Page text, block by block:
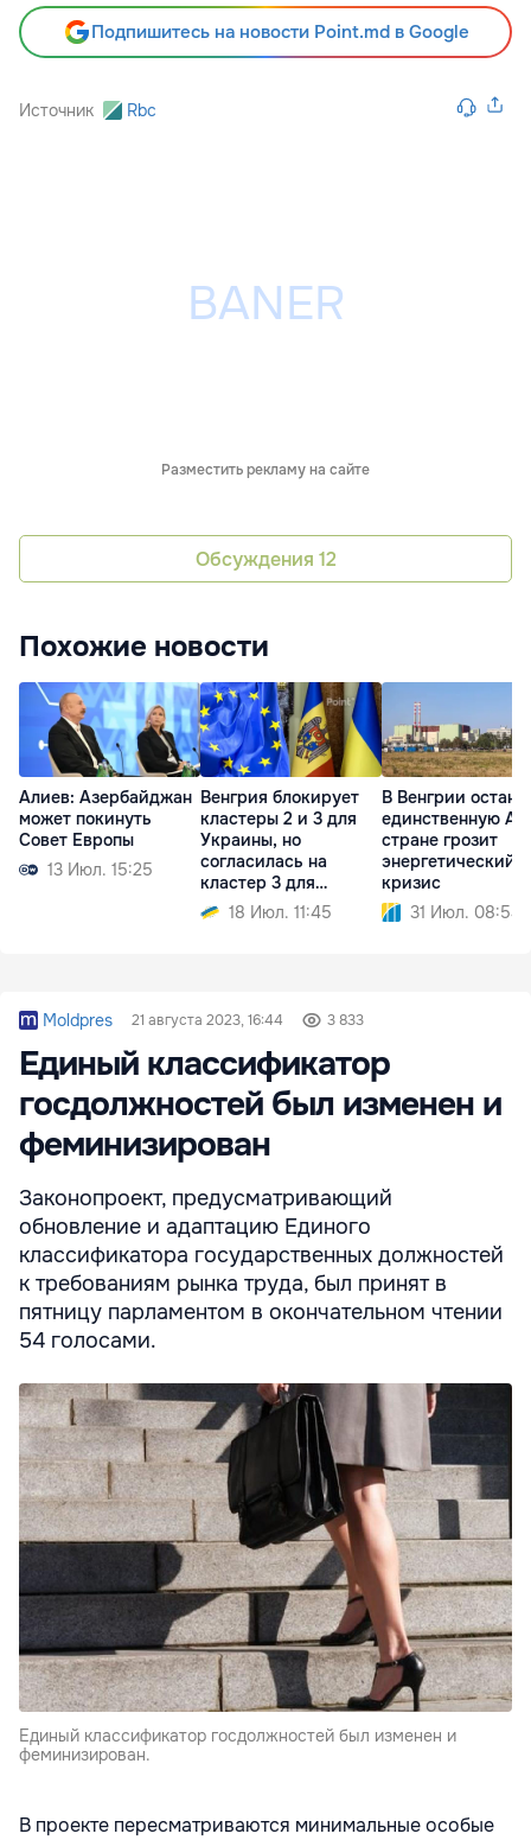
Подпишитесь на новости Point.md в Google
Источник Rbc
Разместить рекламу на сайте
Обсуждения 12
Похожие новости
Алиев: Азербайджан
может покинуть
Совет Европы
13 Июл. 15:25
Венгрия блокирует
кластеры 2 и 3 для
Украины, но
согласилась на
кластер 3 для
Молдовы
18 Июл. 11:45
В Венгрии
единственную
стране грозит
энергетический
кризис
31 Июл. 08:54
Moldpres 21 августа 2023, 16:44 3 833
Единый классификатор
госдолжностей был изменен и
феминизирован
Законопроект, предусматривающий
обновление и адаптацию Единого
классификатора государственных должностей
к требованиям рынка труда, был принят в
пятницу парламентом в окончательном чтении
54 голосами.
Единый классификатор госдолжностей был изменен и
феминизирован.
В проекте пересматриваются минимальные особые